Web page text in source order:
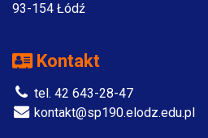
93-154 Łódź
Kontakt
tel. 42 643-28-47
kontakt@sp190.elodz.edu.pl